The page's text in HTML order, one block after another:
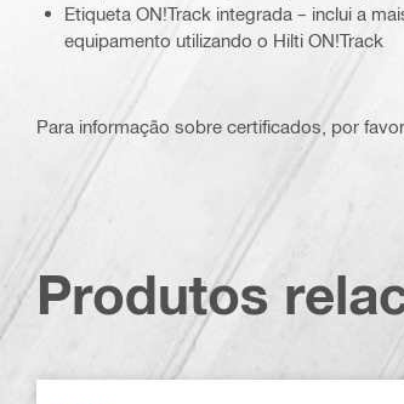
Etiqueta ON!Track integrada – inclui a
equipamento utilizando o Hilti ON!Track
Para informação sobre certificados, por
Produtos